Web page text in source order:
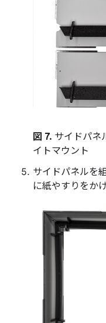
図 7. サイドパネ
イトマウント
サイドパネルを
に紙やすりをか